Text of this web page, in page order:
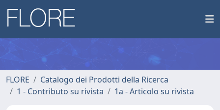
FLORE
Catalogo dei Prodotti della Ricerca
1 - Contributo su rivista
1a - Articolo su rivista